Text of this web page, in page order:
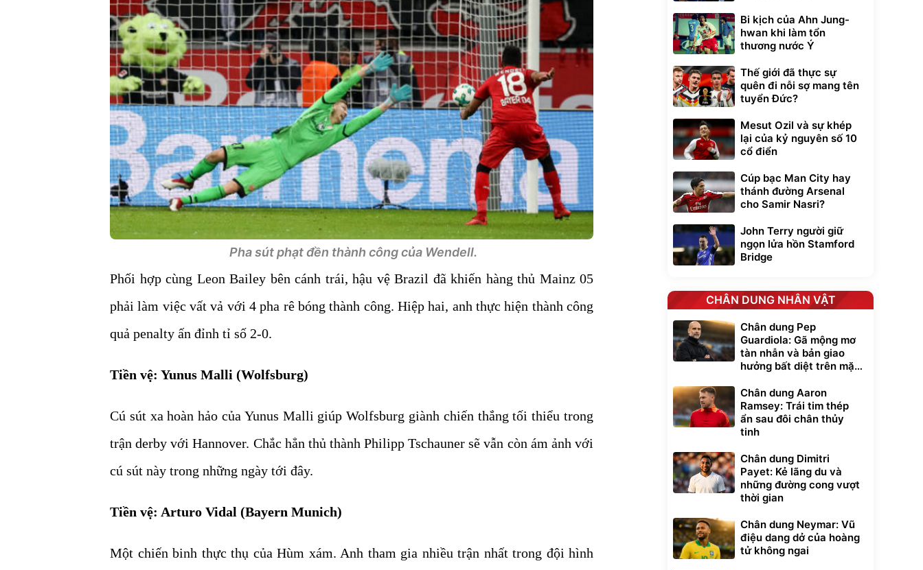
Pha sút phạt đền thành công của Wendell.
Phối hợp cùng Leon Bailey bên cánh trái, hậu vệ Brazil đã khiến hàng thủ Mainz 05
phải làm việc vất vả với 4 pha rê bóng thành công. Hiệp hai, anh thực hiện thành công
quả penalty ấn đỉnh tỉ số 2-0.
Tiền vệ: Yunus Malli (Wolfsburg)
Cú sút xa hoàn hảo của Yunus Malli giúp Wolfsburg giành chiến thắng tối thiểu trong
trận derby với Hannover. Chắc hẳn thủ thành Philipp Tschauner sẽ vẫn còn ám ảnh với
cú sút này trong những ngày tới đây.
Tiền vệ: Arturo Vidal (Bayern Munich)
Một chiến binh thực thụ của Hùm xám. Anh tham gia nhiều trận nhất trong đội hình
Bi kịch của Ahn Jung-
hwan khi làm tổn
thương nước Ý
Thế giới đã thực sự
quên đi nỗi sợ mang tên
tuyển Đức?
Mesut Ozil và sự khép
lại của kỷ nguyên số 10
cổ điển
Cúp bạc Man City hay
thánh đường Arsenal
cho Samir Nasri?
John Terry người giữ
ngọn lửa hồn Stamford
Bridge
CHÂN DUNG NHÂN VẬT
Chân dung Pep
Guardiola: Gã mộng mơ
tàn nhẫn và bản giao
hưởng bất diệt trên mặt
Chân dung Aaron
Ramsey: Trái tim thép
ẩn sau đôi chân thủy
tinh
Chân dung Dimitri
Payet: Kẻ lãng du và
những đường cong vượt
thời gian
Chân dung Neymar: Vũ
điệu dang dở của hoàng
tử không ngai